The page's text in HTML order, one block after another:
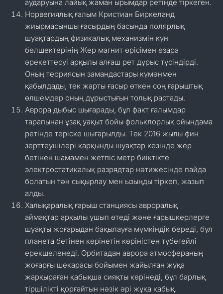
аударуына лайық жаман ырымдар ретінде тіркеген.
Норвегиялық ғалым Кристиан Биркеланд
жиырмасыншы ғасырдың басында полярлық
шуақтардың физикалық механизмін күн
бөлшектерінің Жер магнит өрісімен өзара
әрекеттесуі арқылы алғаш рет дұрыс түсіндірді.
Оның теориясын замандастары күмәнмен
қабылдады, тек жарты ғасыр өткен соң ғарыштық
өлшемдер оның дұрыстығын толық растады.
Аврора дыбыс шығарады, бұл факт ғалымдар
тарапынан ұзақ уақыт бойы фольклорлық ойындама
ретінде теріске шығарылды. Тек 2016 жылы фин
зерттеушілері қарқынды шуақтар кезінде жер
бетінен шамамен жетпіс метр биіктікте
электростатикалық разрядтар нәтижесінде пайда
болатын тән сықырлау мен ызыңды тіркеп, жазып
алды.
Халықаралық ғарыш станциясы авроралық
аймақтар арқылы ұшып өтеді және ғарышкерлерге
шуақты жоғарыдан бақылауға мүмкіндік береді, бұл
планета бетінен көрінетін көріністен түбегейлі
ерекшеленеді. Орбитадан аврора атмосфераның
жоғарғы шекарасы бойымен жайылған жұқа
жарқыраған қабықша сияқты көрінеді, бұл барлық
тіршілікті қорғайтын нәзік әрі жұқа қабық.